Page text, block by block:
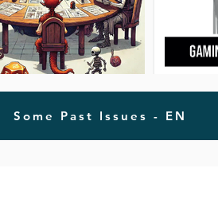
Some Past Issues - EN